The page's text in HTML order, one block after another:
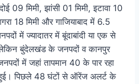
09 मिमी, झांसी 01 मिमी, इटावा 10
18 मिमी और गाजियाबाद में 6.5
में ज्यादातर में बूंदाबांदी या एक से
लेकिन बुंदेलखंड के जनपदों व कानपुर
में जहां तापमान 40 के पार रहा
हुई। पिछले 48 घंटों से ऑरेंज अलर्ट के